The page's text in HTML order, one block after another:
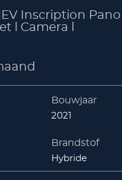
Inscription Pano l
l Camera l
Bouwjaar
2021
Brandstof
Hybride